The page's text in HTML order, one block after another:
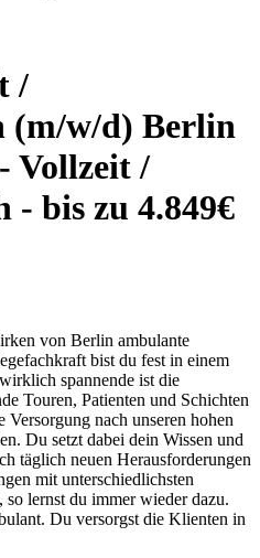
/
(m/w/d) Berlin
Vollzeit /
- bis zu 4.849€
von Berlin ambulante
bist du fest in einem
spannende ist die
Touren, Patienten und Schichten
Versorgung nach unseren hohen
Du setzt dabei dein Wissen und
täglich neuen Herausforderungen
mit unterschiedlichsten
lernst du immer wieder dazu.
Du versorgst die Klienten in